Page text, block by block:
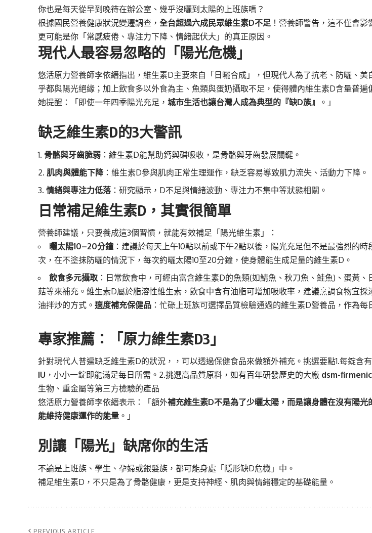
你也是每天從早到晚待在辦公室、幾乎沒曬到太陽的上班族嗎？
根據國民營養健康狀況變遷調查，全台超過六成民眾維生素D不足 ！營養師警告，這不僅會影
更可能是你「常感疲倦、專注力下降、情緒起伏大」的真正原因。
現代人最容易忽略的「陽光危機」
悠活原力營養師李依縉指出，維生素D主要來自「日曬合成」，但現代人為了抗老、防曬、美
乎都與陽光絕緣；加上飲食多以外食為主、魚類與蛋奶攝取不足，使得體內維生素D含量普遍
她提醒：「即使一年四季陽光充足，城市生活也讓台灣人成為典型的『缺D族』 。」
缺乏維生素D的3大警訊
骨骼與牙齒脆弱 ：維生素D能幫助鈣與磷吸收，是骨骼與牙齒發展關鍵。
肌肉與體能下降：維生素D參與肌肉正常生理運作，缺乏容易導致肌力流失、活動力下降。
情緒與專注力低落：研究顯示，D不足與情緒波動、專注力不集中等狀態相關。
日常補足維生素D，其實很簡單
營養師建議，只要養成這3個習慣，就能有效補足「陽光維生素」：
曬太陽10–20分鐘：建議於每天上午10點以前或下午2點以後，陽光充足但不是最強烈的時
次，在不塗抹防曬的情況下，每次約曬太陽10至20分鐘，使身體能生成足量的維生素D。
飲食多元攝取 ：日常飲食中，可經由富含維生素D的魚類(如鯖魚、秋刀魚、鮭魚)、蛋黃、
菇等來補充。維生素D屬於脂溶性維生素，飲食中含有油脂可增加吸收率，建議烹調食物宜採
油拌炒的方式。適度補充保健品 ：忙碌上班族可選擇品質檢驗通過的維生素D營養品，作為每
專家推薦：「原力維生素D3」
針對現代人普遍缺乏維生素D的狀況，，可以透過保健食品來做額外補充。挑選要點1.每錠含
IU ，小小一錠即能滿足每日所需。2.挑選高品質原料，如有百年研發歷史的大廠 dsm-
生物、重金屬等第三方檢驗的產品
悠活原力營養師李依縉表示：「額外補充維生素D不是為了少曬太陽，而是讓身體在沒有陽光
能維持健康運作的能量 。」
別讓「陽光」缺席你的生活
不論是上班族、學生、孕婦或銀髮族，都可能身處「隱形缺D危機」中。
補足維生素D，不只是為了骨骼健康，更是支持神經、肌肉與情緒穩定的基礎能量。
PREVIOUS ARTICLE